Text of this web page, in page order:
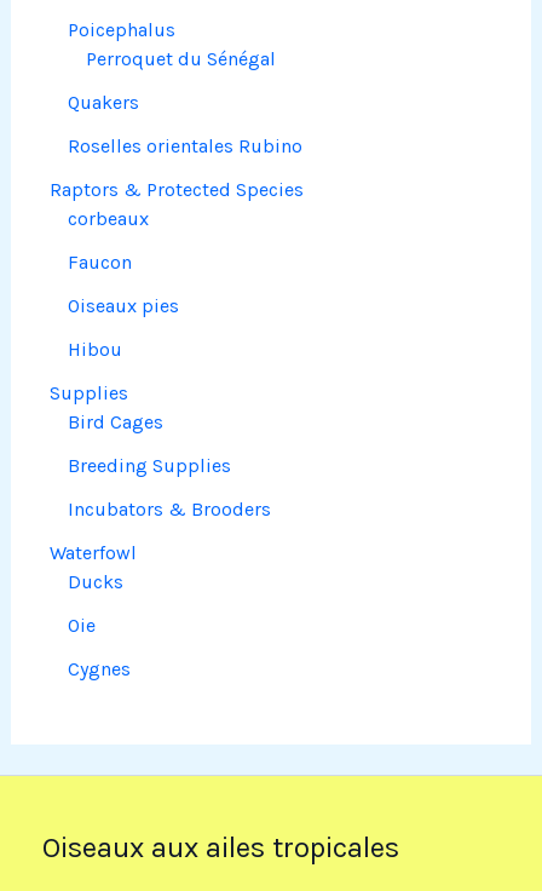
Poicephalus
Perroquet du Sénégal
Quakers
Roselles orientales Rubino
Raptors & Protected Species
corbeaux
Faucon
Oiseaux pies
Hibou
Supplies
Bird Cages
Breeding Supplies
Incubators & Brooders
Waterfowl
Ducks
Oie
Cygnes
Oiseaux aux ailes tropicales